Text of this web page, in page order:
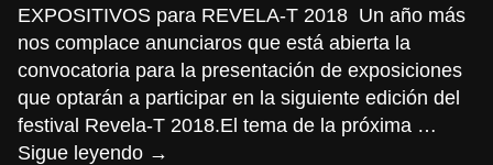
EXPOSITIVOS para REVELA-T 2018 Un año más
nos complace anunciaros que está abierta la
convocatoria para la presentación de exposiciones
que optarán a participar en la siguiente edición del
festival Revela-T 2018.El tema de la próxima …
Sigue leyendo →